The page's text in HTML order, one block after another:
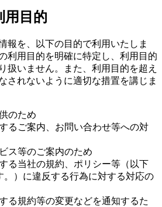
用目的
報を、以下の目的で利用いたしま
利用目的を明確に特定し、利用目的
扱いません。また、利用目的を超え
されないように適切な措置を講じま
のため
るご案内、お問い合わせ等への対
ス等のご案内のため
る当社の規約、ポリシー等（以下
。）に違反する行為に対する対応の
る規約等の変更などを通知するた